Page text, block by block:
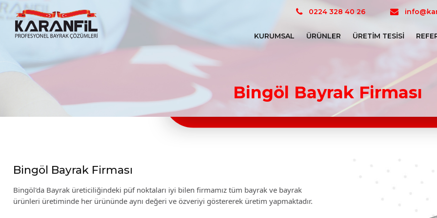
Karanfil Profesyonel Bayrak Çözümleri
KURUMSAL ÜRÜNLER ÜRETIM TESISI
0224 328 40 26
Bingöl Bayrak Firması
Bingöl Bayrak Firması
Bingöl'da Bayrak üreticiliğindeki püf noktaları iyi bilen firmamız tüm bayrak ve bayrak
ürünleri üretiminde her ürününde aynı değeri ve özveriyi göstererek üretim yapmaktadır.